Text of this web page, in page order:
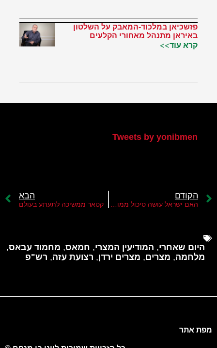
פזשכיאן במלכוד-המאבק על השלטון
באיראן מתנהל מאחורי הקלעים
קרא עוד>>
Tweets by yonibmen
הקודם
האם ישראל עושה סיכול ממוקד לאונר"א?
הבא
קטאר ממשיכה לתעתע בעולם
היום שאחרי, המודיעין המצרי, חמאס, מחמוד עבאס,
מלחמה, מצרים, מצרים ירדן, רצועת עזה, רש"פ
מפת אתר